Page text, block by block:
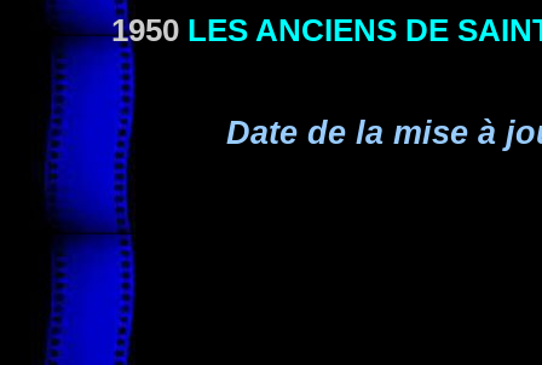
1950 LES ANCIENS DE
Date de la mise à